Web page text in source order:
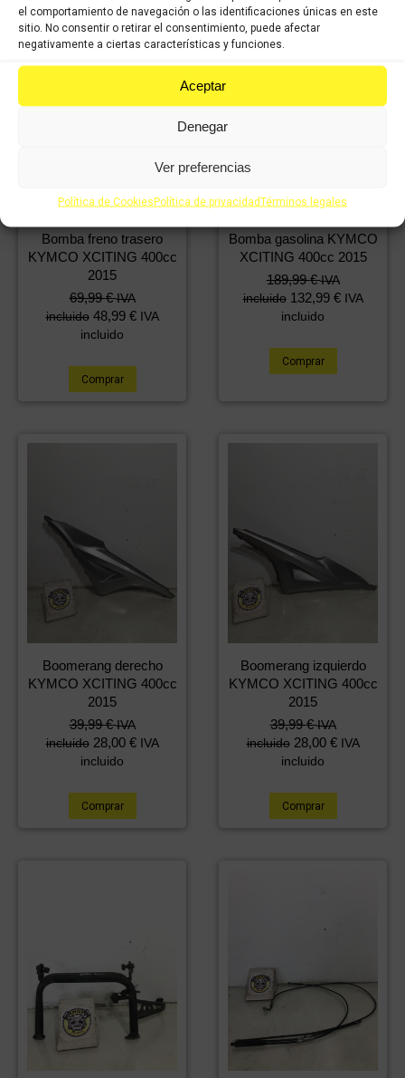
el comportamiento de navegación o las identificaciones únicas en este
sitio. No consentir o retirar el consentimiento, puede afectar
negativamente a ciertas características y funciones.
Aceptar
Denegar
Ver preferencias
Política de CookiesPolítica de privacidadTérminos legales
Bomba freno trasero
KYMCO XCITING 400cc
2015
69,99€ IVA
incluido 48,99 € IVA
incluido
Comprar
Bomba gasolina KYMCO
XCITING 400cc 2015
189,99€ IVA
incluido 132,99 € IVA
incluido
Comprar
Boomerang derecho
KYMCO XCITING 400cc
2015
39,99€ IVA
incluido 28,00 € IVA
incluido
Comprar
Boomerang izquierdo
KYMCO XCITING 400cc
2015
39,99€ IVA
incluido 28,00 € IVA
incluido
Comprar